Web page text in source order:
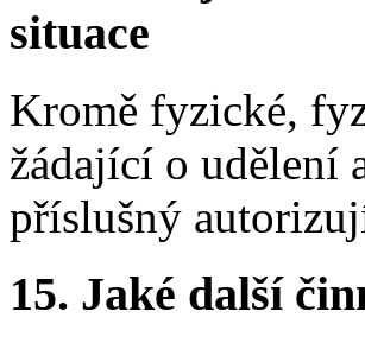
situace
Kromě fyzické,
žádající o udělení
příslušný
15. Jaké další